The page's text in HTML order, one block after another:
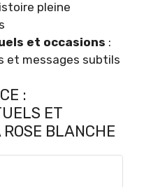
pleine
et occasions :
et messages subtils
:
ET
BLANCHE